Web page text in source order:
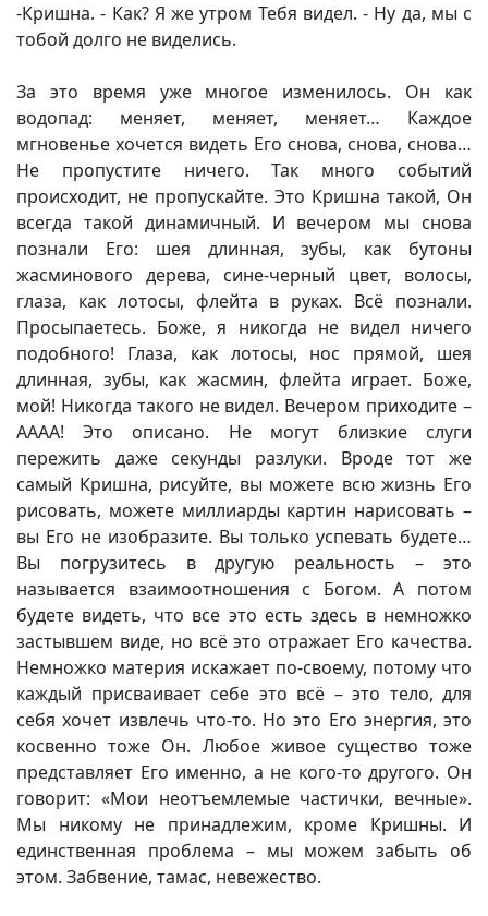
-Кришна. - Как? Я же утром Тебя видел. ­- Ну да, мы с
тобой долго не виделись.
За это время уже многое изменилось. Он как
водопад: меняет, меняет, меняет… Каждое
мгновенье хочется видеть Его снова, снова, снова…
Не пропустите ничего. Так много событий
происходит, не пропускайте. Это Кришна такой, Он
всегда такой динамичный. И вечером мы снова
познали Его: шея длинная, зубы, как бутоны
жасминового дерева, сине-черный цвет, волосы,
глаза, как лотосы, флейта в руках. Всё познали.
Просыпаетесь. Боже, я никогда не видел ничего
подобного! Глаза, как лотосы, нос прямой, шея
длинная, зубы, как жасмин, флейта играет. Боже,
мой! Никогда такого не видел. Вечером приходите –
АААА! Это описано. Не могут близкие слуги
пережить даже секунды разлуки. Вроде тот же
самый Кришна, рисуйте, вы можете всю жизнь Его
рисовать, можете миллиарды картин нарисовать –
вы Его не изобразите. Вы только успевать будете…
Вы погрузитесь в другую реальность – это
называется взаимоотношения с Богом. А потом
будете видеть, что все это есть здесь в немножко
застывшем виде, но всё это отражает Его качества.
Немножко материя искажает по-своему, потому что
каждый присваивает себе это всё – это тело, для
себя хочет извлечь что-то. Но это Его энергия, это
косвенно тоже Он. Любое живое существо тоже
представляет Его именно, а не кого-то другого. Он
говорит: «Мои неотъемлемые частички, вечные».
Мы никому не принадлежим, кроме Кришны. И
единственная проблема – мы можем забыть об
этом. Забвение, тамас, невежество.